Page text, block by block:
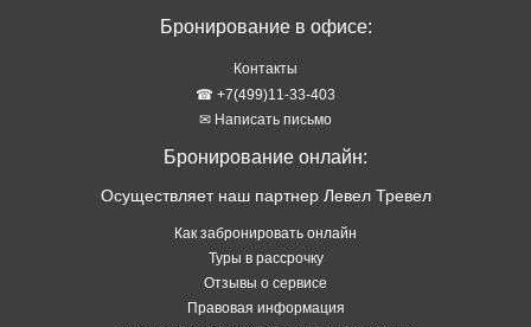
Туры в рассрочку
Правовая информация
Политика обработки персональных данных
Подбор тура в WhatsApp
ТОП стран
Туры в Турцию
Туры на Шри Ланку
Туры на Сейшелы
Туры во Вьетнам